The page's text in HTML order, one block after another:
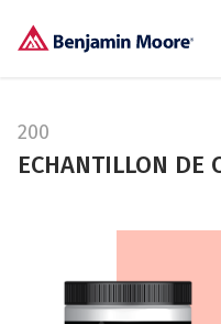
200
ECHANTILLON DE